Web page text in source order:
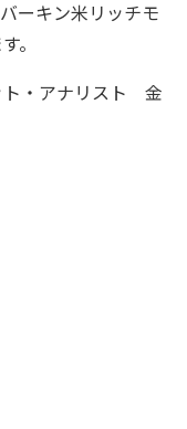
ーキン米リッチモ
。
ト・アナリスト 金